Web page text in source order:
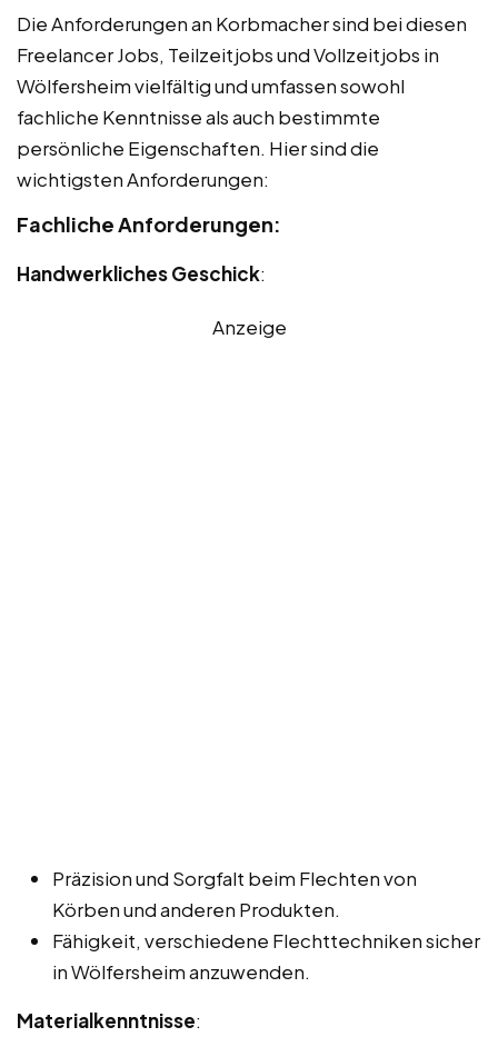
Die Anforderungen an Korbmacher sind bei diesen
Freelancer Jobs, Teilzeitjobs und Vollzeitjobs in
Wölfersheim vielfältig und umfassen sowohl
fachliche Kenntnisse als auch bestimmte
persönliche Eigenschaften. Hier sind die
wichtigsten Anforderungen:
Fachliche Anforderungen:
Handwerkliches Geschick:
Anzeige
Präzision und Sorgfalt beim Flechten von
Körben und anderen Produkten.
Fähigkeit, verschiedene Flechttechniken sicher
in Wölfersheim anzuwenden.
Materialkenntnisse: